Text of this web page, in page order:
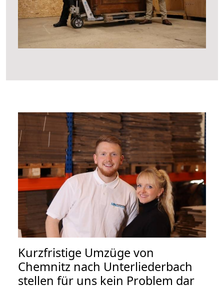
Kurzfristige Umzüge von
Chemnitz nach Unterliederbach
stellen für uns kein Problem dar